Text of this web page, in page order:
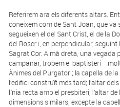
Referirem ara els diferents altars.
coneixem com de Sant Joan, que va
segueixen el del Sant Crist, el de la
del Roser i, en perpendicular,
Sagrat Cor. A mà dreta, una vegada
campanar, trobem el baptisteri
Ànimes del Purgatori; la capella de
l’edifici construït més tard; l’altar
línia recta amb el presbiteri, l’altar
dimensions similars, excepte la